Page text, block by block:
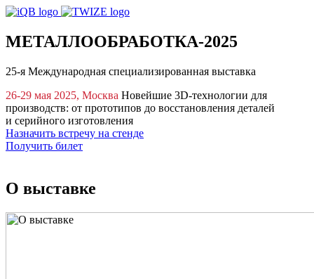
МЕТАЛЛООБРАБОТКА-2025
25-я Международная специализированная выставка
26-29 мая 2025, Москва Новейшие 3D‑технологии для
производств: от прототипов до восстановления деталей
и серийного изготовления
Назначить встречу на стенде
Получить билет
О выставке